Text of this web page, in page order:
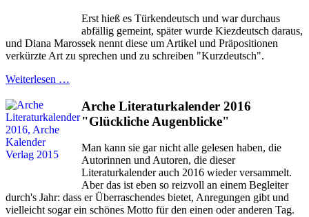
Erst hieß es Türkendeutsch und war durchaus
abfällig gemeint, später wurde Kiezdeutsch daraus,
und Diana Marossek nennt diese um Artikel und Präpositionen
verkürzte Art zu sprechen und zu schreiben "Kurzdeutsch".
Weiterlesen …
Arche Literaturkalender 2016
"Glückliche Augenblicke"
Man kann sie gar nicht alle gelesen haben, die
Autorinnen und Autoren, die dieser
Literaturkalender auch 2016 wieder versammelt.
Aber das ist eben so reizvoll an einem Begleiter
durch's Jahr: dass er Überraschendes bietet, Anregungen gibt und
vielleicht sogar ein schönes Motto für den einen oder anderen Tag.